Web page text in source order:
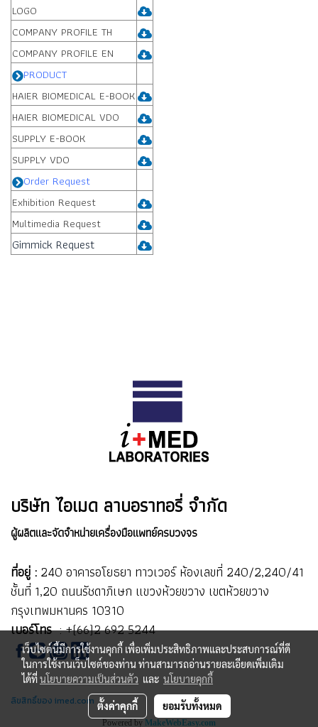
LOGO
COMPANY PROFILE TH
COMPANY PROFILE EN
PRODUCT
HAIER BIOMEDICAL E-BOOK
HAIER BIOMEDICAL VDO
SUPPLY E-BOOK
SUPPLY VDO
Order Request
Exhibition Request
Multimedia Request
Gimmick Request
บริษัท ไอเมด ลาบอราทอรี่ จำกัด
ผู้ผลิตและจัดจำหน่ายเครื่องมือแพทย์ครบวงจร
ที่อยู่ : 240 อาคารอโยธยา ทาวเวอร์ ห้องเลขที่ 240/2,240/41
ชั้นที่ 1,20 ถนนรัชดาภิเษก แขวงห้วยขวาง เขตห้วยขวาง
กรุงเทพมหานคร 10310
เบอร์โทร:+(66)2 692 5244
ลิขสิทธิ์ของ imed.com
Powered by MakeWebEasy.com
เว็บไซต์นี้มีการใช้งานคุกกี้ เพื่อเพิ่มประสิทธิภาพและประสบการณ์ที่ดี
ในการใช้งานเว็บไซต์ของท่าน ท่านสามารถอ่านรายละเอียดเพิ่มเติม
ได้ที่นโยบายความเป็นส่วนตัว และ นโยบายคุกกี้
ตั้งค่าคุกกี้ ยอมรับทั้งหมด